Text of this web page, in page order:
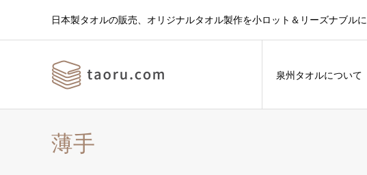
日本製タオルの販売、オリジナルタオル製作を小ロット＆リーズナブルに
泉州タオルについて
薄手